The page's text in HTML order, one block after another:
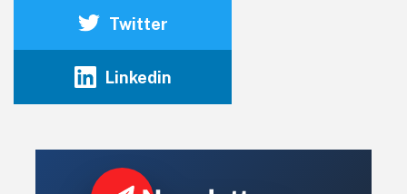
Twitter
Linkedin